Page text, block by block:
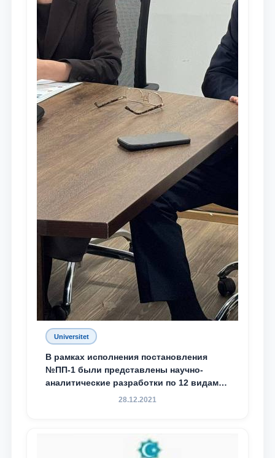
Universitet
В рамках исполнения постановления
№ПП-1 были представлены научно-
аналитические разработки по 12 видам
28.12.2021